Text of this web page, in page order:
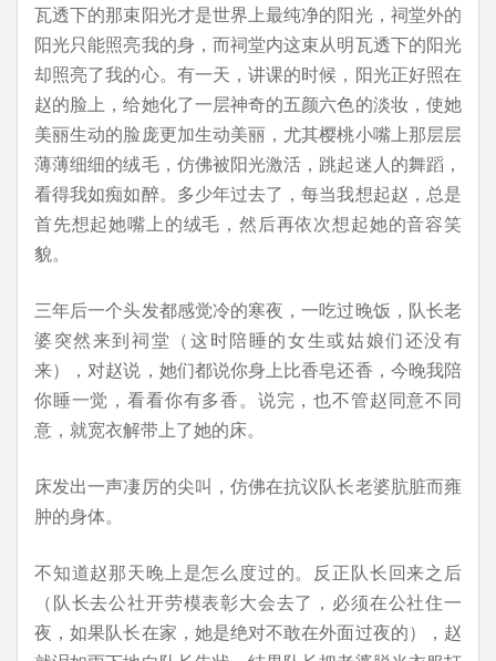
瓦透下的那束阳光才是世界上最纯净的阳光，祠堂外的
阳光只能照亮我的身，而祠堂内这束从明瓦透下的阳光
却照亮了我的心。有一天，讲课的时候，阳光正好照在
赵的脸上，给她化了一层神奇的五颜六色的淡妆，使她
美丽生动的脸庞更加生动美丽，尤其樱桃小嘴上那层层
薄薄细细的绒毛，仿佛被阳光激活，跳起迷人的舞蹈，
看得我如痴如醉。多少年过去了，每当我想起赵，总是
首先想起她嘴上的绒毛，然后再依次想起她的音容笑
貌。
三年后一个头发都感觉冷的寒夜，一吃过晚饭，队长老
婆突然来到祠堂（这时陪睡的女生或姑娘们还没有
来），对赵说，她们都说你身上比香皂还香，今晚我陪
你睡一觉，看看你有多香。说完，也不管赵同意不同
意，就宽衣解带上了她的床。
床发出一声凄厉的尖叫，仿佛在抗议队长老婆肮脏而雍
肿的身体。
不知道赵那天晚上是怎么度过的。反正队长回来之后
（队长去公社开劳模表彰大会去了，必须在公社住一
夜，如果队长在家，她是绝对不敢在外面过夜的），赵